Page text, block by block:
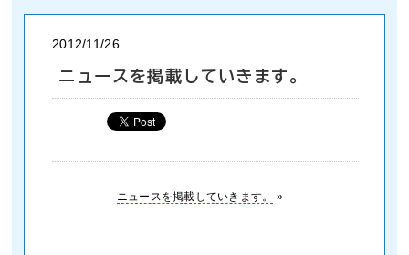
2012/11/26
ニュースを掲載していきます。
ニュースを掲載していきます。 »